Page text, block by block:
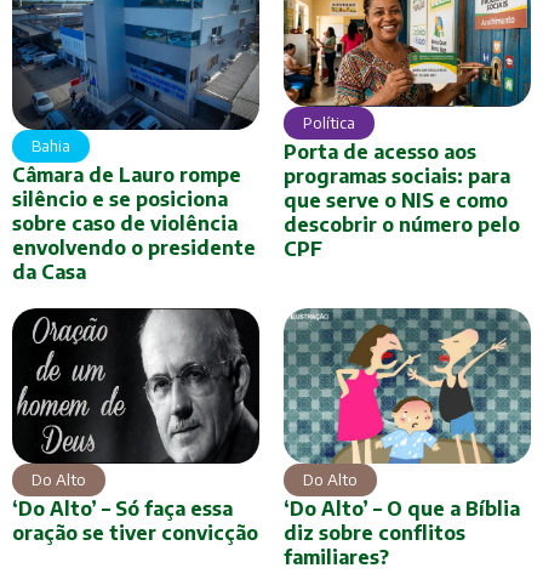
Bahia
Câmara de Lauro rompe
silêncio e se posiciona
sobre caso de violência
envolvendo o presidente
da Casa
Política
Porta de acesso aos
programas sociais: para
que serve o NIS e como
descobrir o número pelo
CPF
Do Alto
‘Do Alto’ – Só faça essa
oração se tiver convicção
Do Alto
‘Do Alto’ – O que a Bíblia
diz sobre conflitos
familiares?